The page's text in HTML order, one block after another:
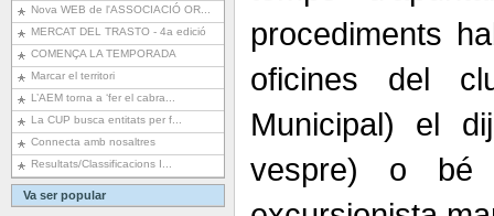
Nova WEB de l'ASSOCIACIÓ OR...
MERCAT DEL TRASTO - 4a edició
COMENÇA LA TEMPORADA
Marcar el territori
L’AEM torna a ‘fer el cabra...
La CUP busca entitats per f...
Connecta amb nosaltres
Resultats/Classificacions I...
Va ser popular
procediments
oficines del
Municipal) el
vespre) o